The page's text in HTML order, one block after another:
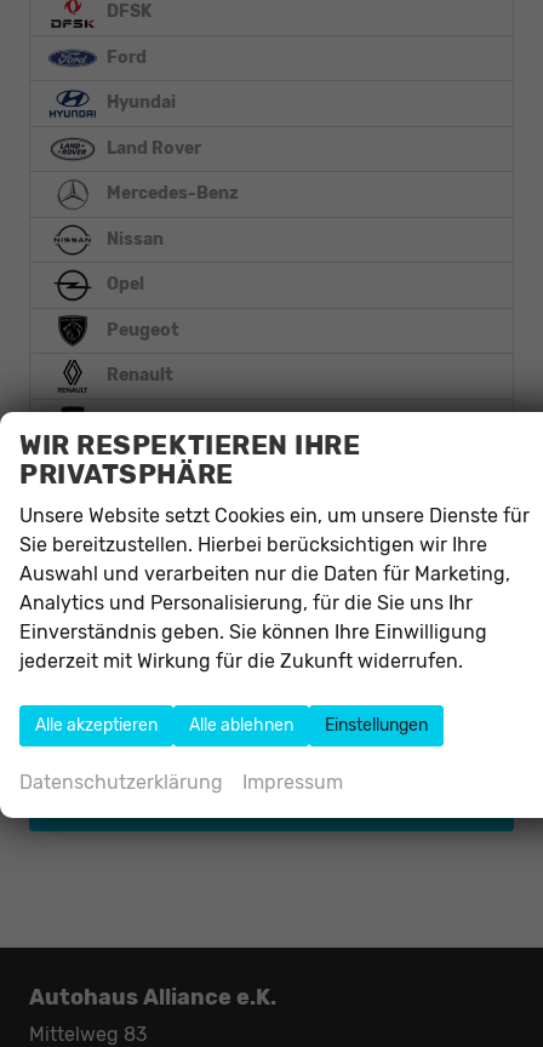
DFSK
Ford
Hyundai
Land Rover
Mercedes-Benz
Nissan
Opel
Peugeot
Renault
Skoda
Smart
Toyota
Volkswagen
Volvo
V60
Autohaus Alliance e.K.
Mittelweg 83
WIR RESPEKTIEREN IHRE
PRIVATSPHÄRE
Unsere Website setzt Cookies ein, um unsere Dienste für
Sie bereitzustellen. Hierbei berücksichtigen wir Ihre
Auswahl und verarbeiten nur die Daten für Marketing,
Analytics und Personalisierung, für die Sie uns Ihr
Einverständnis geben. Sie können Ihre Einwilligung
jederzeit mit Wirkung für die Zukunft widerrufen.
Alle akzeptieren Alle ablehnen Einstellungen
Datenschutzerklärung Impressum